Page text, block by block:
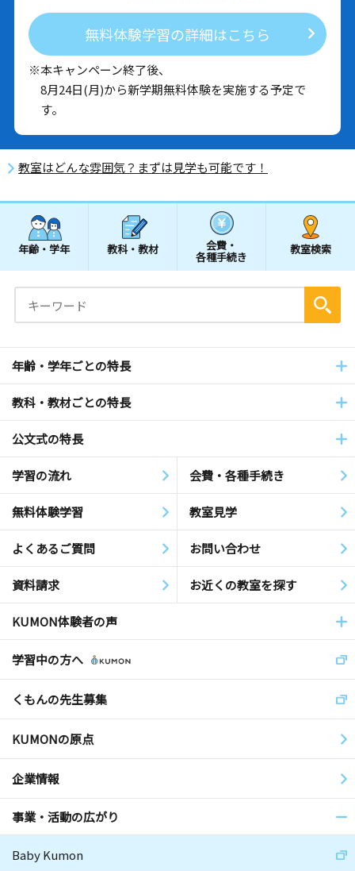
無料体験学習の詳細はこちら
※本キャンペーン終了後、
8月24日(月)から新学期無料体験を実施する予定で
す。
教室はどんな雰囲気？まずは見学も可能です！
年齢・学年 教科・教材 会費・
各種手続き
教室検索
年齢・学年ごとの特長
教科・教材ごとの特長
公文式の特長
学習の流れ 会費・各種手続き
無料体験学習 教室見学
よくあるご質問 お問い合わせ
資料請求 お近くの教室を探す
KUMON体験者の声
学習中の方へ
くもんの先生募集
KUMONの原点
企業情報
事業・活動の広がり
Baby Kumon